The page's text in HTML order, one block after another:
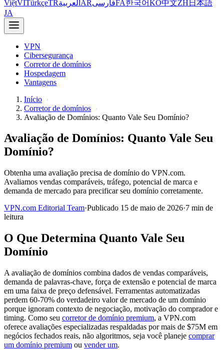
ViệtVITürkçeTRالعربية ARفارسیFA한국어KO中文ZH 日本語
JA
VPN
Cibersegurança
Corretor de domínios
Hospedagem
Vantagens
Início
Corretor de domínios
Avaliação de Domínios: Quanto Vale Seu Domínio?
Avaliação de Domínios: Quanto Vale Seu
Domínio?
Obtenha uma avaliação precisa de domínio do VPN.com.
Avaliamos vendas comparáveis, tráfego, potencial de marca e
demanda de mercado para precificar seu domínio corretamente.
VPN.com Editorial Team·Publicado 15 de maio de 2026·7 min de
leitura
O Que Determina Quanto Vale Seu
Domínio
A avaliação de domínios combina dados de vendas comparáveis,
demanda de palavras-chave, força de extensão e potencial de marca
em uma faixa de preço defensável. Ferramentas automatizadas
perdem 60-70% do verdadeiro valor de mercado de um domínio
porque ignoram contexto de negociação, motivação do comprador e
timing. Como seu corretor de domínio premium, a VPN.com
oferece avaliações especializadas respaldadas por mais de $75M em
negócios fechados reais, não algoritmos, seja você planeje comprar
um domínio premium ou vender um.